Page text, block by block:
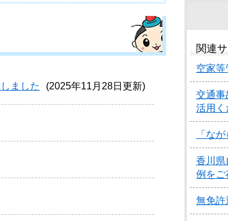
ました 2025年11月28日更新
関連
空家
交通事
活用く
「な
香川県
例をご
無免許